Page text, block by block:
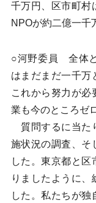
千万円、区市町村
NPOが約二億一千
○河野委員 全体
はまだまだ一千万
これから努力が必
業も今のところゼ
質問するに当た
施状況の調査、そ
した。東京都と
りましたように、
した。私たちが独